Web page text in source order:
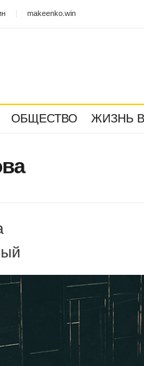
makeenko.win
ОБЩЕСТВО ЖИЗНЬ